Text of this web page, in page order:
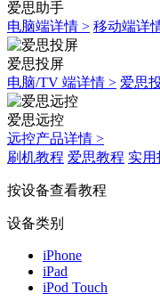
爱思助手
电脑端详情 > 移动端详
爱思投屏
电脑/TV 端详情 > 爱思
爱思远控
远控产品详情 >
刷机教程 爱思教程 实用
按设备查看教程
设备类别
iPhone
iPad
iPod Touch